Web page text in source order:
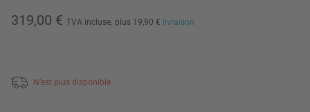
319,00 € TVA incluse, plus 19,90 € livraison
N’est plus disponible